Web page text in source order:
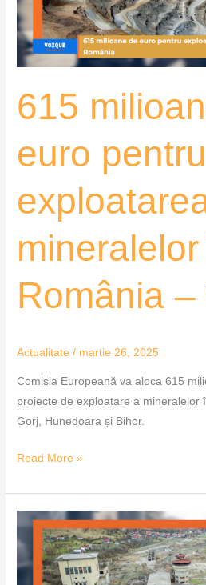
615
euro pentru
România –
Actualitate / martie 26, 2025
Comisia Europeană va aloca 615
proiecte de exploatare a mineralelor
Gorj, Hunedoara și Bihor.
mineralelor
în
România
VoxQub
Read More »
Fosta
mină
Petrila